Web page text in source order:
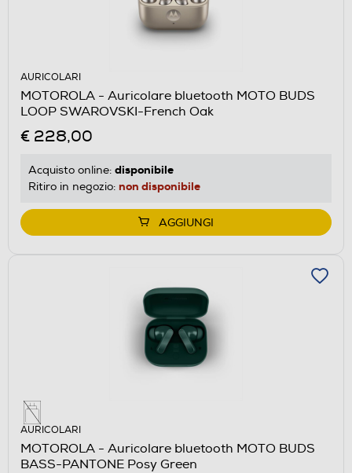
AURICOLARI
MOTOROLA - Auricolare bluetooth MOTO BUDS
LOOP SWAROVSKI-French Oak
€ 228,00
Acquisto online: disponibile
Ritiro in negozio: non disponibile
AGGIUNGI
AURICOLARI
MOTOROLA - Auricolare bluetooth MOTO BUDS
BASS-PANTONE Posy Green